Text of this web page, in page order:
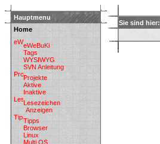
Hauptmenu
Home
eWeBuKi
Tags
WYSIWYG
SVN Anleitung
Projekte
Aktive
Inaktive
Lesezeichen
Anzeigen
Tipps
Browser
Linux
Multi OS
Sie sind hier: